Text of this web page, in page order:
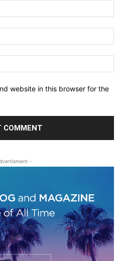
website in this browser for the
-